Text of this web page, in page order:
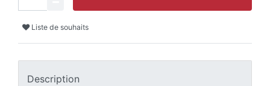
Liste de souhaits
Description